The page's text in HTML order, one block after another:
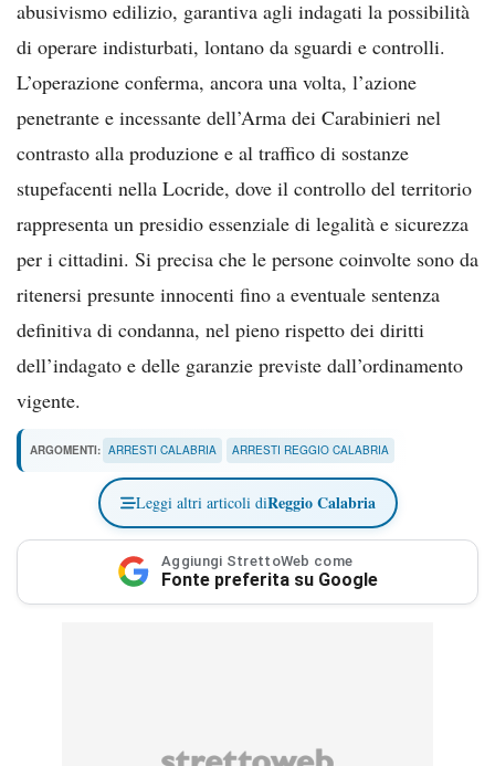
abusivismo edilizio, garantiva agli indagati la possibilità
di operare indisturbati, lontano da sguardi e controlli.
L’operazione conferma, ancora una volta, l’azione
penetrante e incessante dell’Arma dei Carabinieri nel
contrasto alla produzione e al traffico di sostanze
stupefacenti nella Locride, dove il controllo del territorio
rappresenta un presidio essenziale di legalità e sicurezza
per i cittadini. Si precisa che le persone coinvolte sono da
ritenersi presunte innocenti fino a eventuale sentenza
definitiva di condanna, nel pieno rispetto dei diritti
dell’indagato e delle garanzie previste dall’ordinamento
vigente.
ARGOMENTI: ARRESTI CALABRIA ARRESTI REGGIO CALABRIA
Leggi altri articoli diReggio Calabria
Aggiungi StrettoWeb come
Fonte preferita su Google